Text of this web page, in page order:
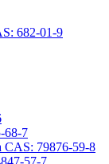
682-01-9
68-7
CAS: 79876-59-8
57-7